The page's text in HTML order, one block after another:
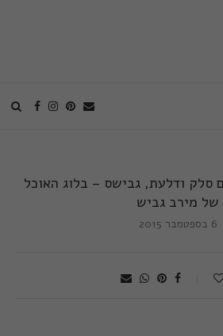
סלק ודלעת, גבישס – בלוג האוכל
של מירב גביש
6 בספטמבר 2015